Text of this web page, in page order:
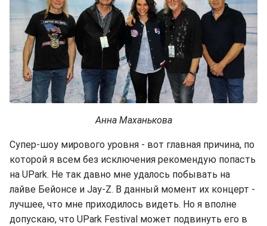
Анна Маханькова
Супер-шоу мирового уровня - вот главная причина, по
которой я всем без исключения рекомендую попасть
на UPark. Не так давно мне удалось побывать на
лайве Бейонсе и Jay-Z. В данный момент их концерт -
лучшее, что мне приходилось видеть. Но я вполне
допускаю, что UPark Festival может подвинуть его в